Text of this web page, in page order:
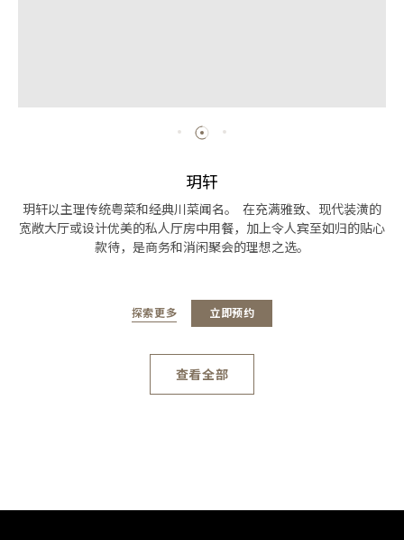
玥轩
玥轩以主理传统粤菜和经典川菜闻名。 在充满雅致、现代装潢的
宽敞大厅或设计优美的私人厅房中用餐，加上令人宾至如归的贴心
款待，是商务和消闲聚会的理想之选。
探索更多 立即预约
查看全部